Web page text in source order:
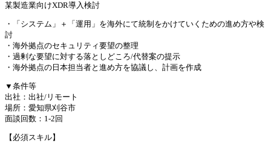
某製造業向けXDR導入検討
・「システム」＋「運用」を海外にて統制をかけていくための進め方や検
討
・海外拠点のセキュリティ要望の整理
・過剰な要望に対する落としどころ/代替案の提示
・海外拠点の日本担当者と進め方を協議し、計画を作成
▼条件等
出社：出社/リモート
場所：愛知県刈谷市
面談回数：1-2回
【必須スキル】